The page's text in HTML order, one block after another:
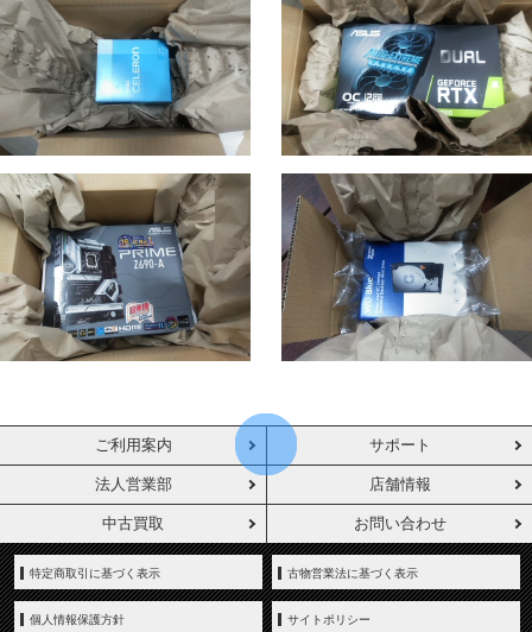
ご利用案内 サポート
法人営業部 店舗情報
中古買取 お問い合わせ
特定商取引に基づく表示 古物営業法に基づく表示
個人情報保護方針 サイトポリシー